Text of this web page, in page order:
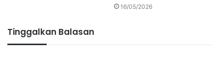
16/05/2026
Tinggalkan Balasan